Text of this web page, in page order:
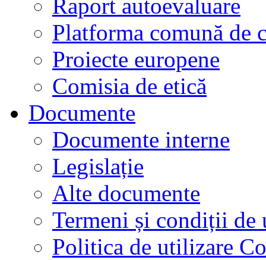
Raport autoevaluare
Platforma comună de
Proiecte europene
Comisia de etică
Documente
Documente interne
Legislație
Alte documente
Termeni și condiții de
Politica de utilizare